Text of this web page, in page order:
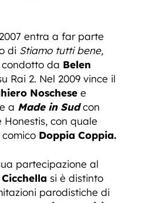
entra a far parte
di Stiamo tutti bene,
da Belen
Rai 2. Nel 2009 vince il
Noschese e
a Made in Sud con
Honestis, con quale
Doppia Coppia.
partecipazione al
Cicchella si è distinto
parodistiche di